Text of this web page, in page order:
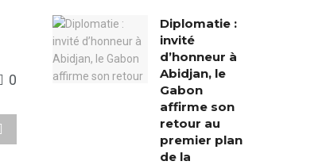
0
Diplomatie :
invité
d’honneur à
Abidjan, le
Gabon
affirme son
retour au
premier plan
de la